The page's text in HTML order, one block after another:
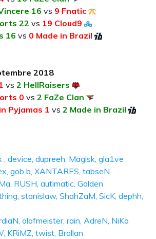
16 vs 9 Fnatic
22 vs 19 Cloud9
16 vs 0 Made in Brazil
2018
vs 2 HellRaisers
0 vs 2 FaZe Clan
Pyjamas 1 vs 2 Made in Brazil
, device, dupreeh, Magisk, gla1ve
gob b, XANTARES, tabseN
RUSH, autimatic, Golden
stanislaw, ShahZaM, SicK, dephh,
olofmeister, rain, AdreN, NiKo
KRiMZ, twist, Brollan